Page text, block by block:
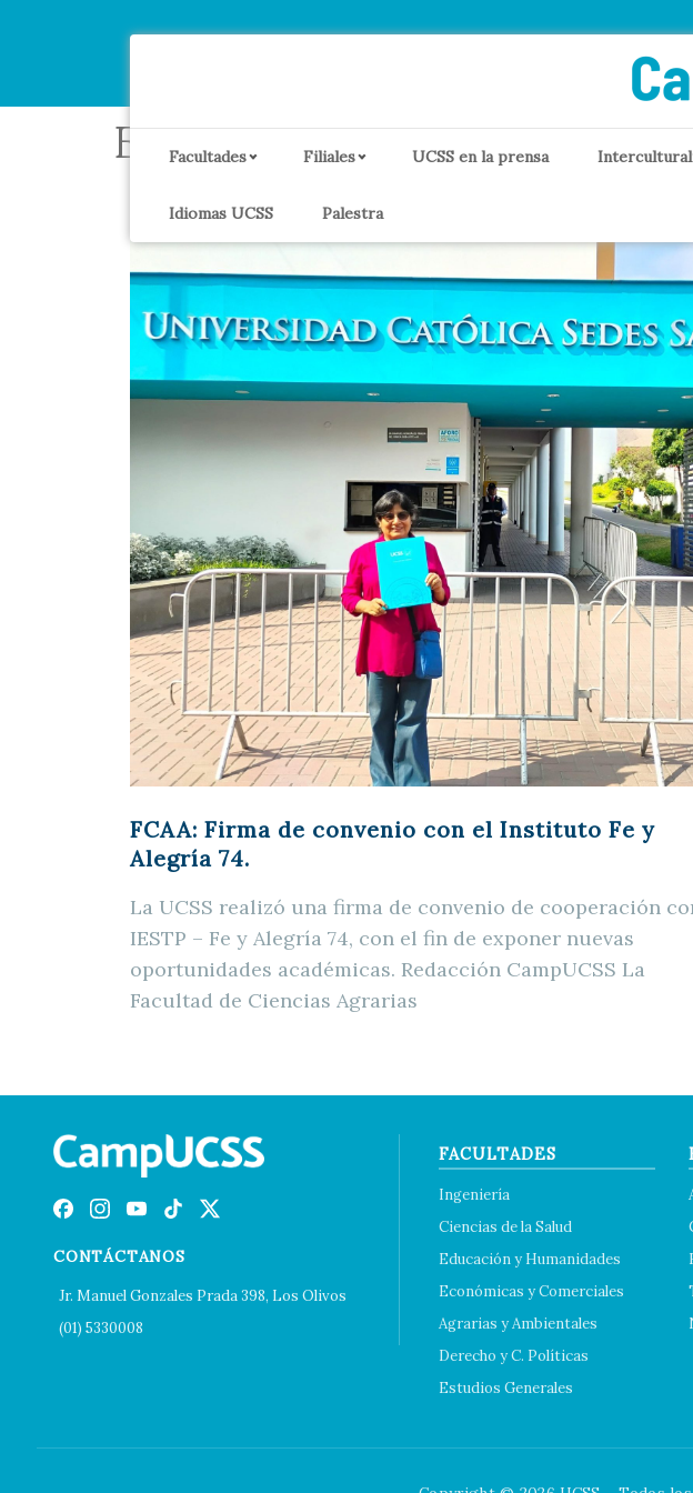
Facultades Filiales UCSS en la prensa
Idiomas UCSS Palestra
Etiqueta:Fé y Alegría
FCAA: Firma de convenio con el Instituto Fe y
Alegría 74.
La UCSS realizó una firma de convenio de cooperación
IESTP – Fe y Alegría 74, con el fin de exponer nuevas
oportunidades académicas. Redacción CampUCSS La
Facultad de Ciencias Agrarias
CONTÁCTANOS
Jr. Manuel Gonzales Prada 398, Los Olivos
(01) 5330008
FACULTADES
Ingeniería
Ciencias de la Salud
Educación y Humanidades
Económicas y Comerciales
Agrarias y Ambientales
Derecho y C. Políticas
Estudios Generales